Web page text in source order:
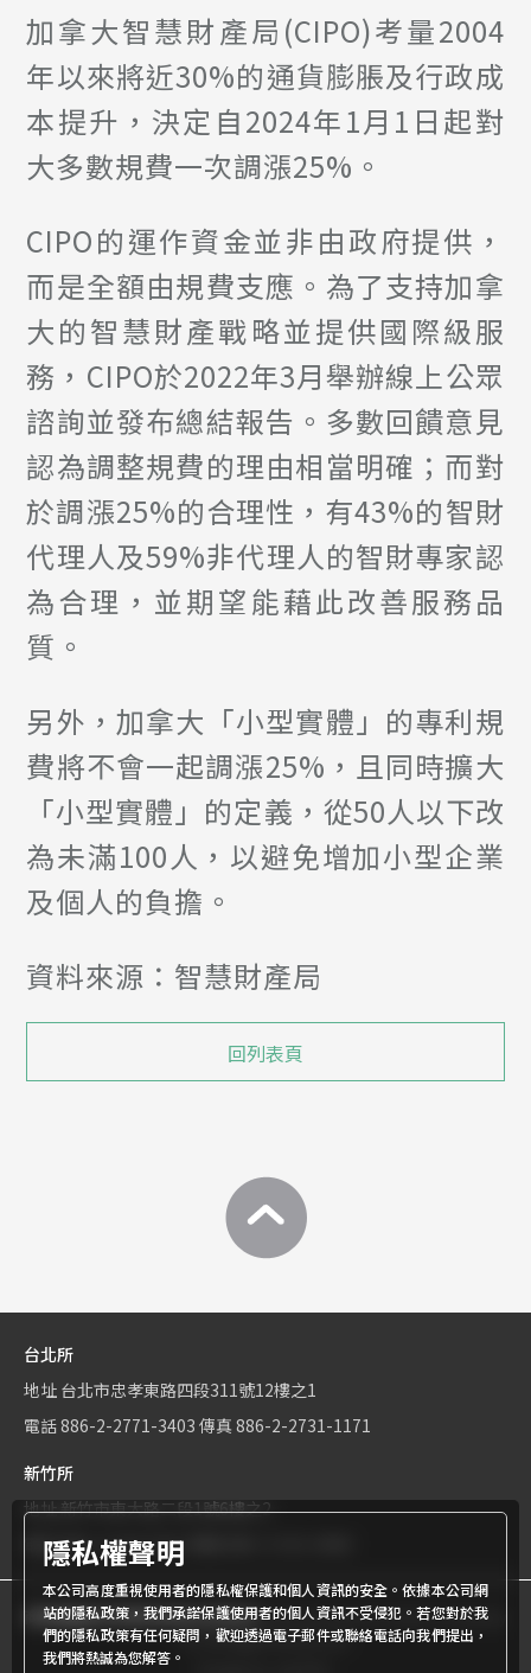
加拿大智慧財產局(CIPO)考量2004
年以來將近30%的通貨膨脹及行政成
本提升，決定自2024年1月1日起對
大多數規費一次調漲25%。
CIPO的運作資金並非由政府提供，
而是全額由規費支應。為了支持加拿
大的智慧財產戰略並提供國際級服
務，CIPO於2022年3月舉辦線上公眾
諮詢並發布總結報告。多數回饋意見
認為調整規費的理由相當明確；而對
於調漲25%的合理性，有43%的智財
代理人及59%非代理人的智財專家認
為合理，並期望能藉此改善服務品
質。
另外，加拿大「小型實體」的專利規
費將不會一起調漲25%，且同時擴大
「小型實體」的定義，從50人以下改
為未滿100人，以避免增加小型企業
及個人的負擔。
資料來源：智慧財產局
回列表頁
台北所
地址 台北市忠孝東路四段311號12樓之1
電話886-2-2771-3403 傳真 886-2-2731-1171
新竹所
地址新竹市東大路二段1號6樓之2
電話886-3-534-9161
商標權屬世界專利有限公司所有© World Patent Limited Company
Inc All Rights Reserved.
隱私權聲明
本公司高度重視使用者的隱私權保護和個人資訊的安全。依據本公司網
站的隱私政策，我們承諾保護使用者的個人資訊不受侵犯。若您對於我
們的隱私政策有任何疑問，歡迎透過電子郵件或聯絡電話向我們提出，
我們將熱誠為您解答。